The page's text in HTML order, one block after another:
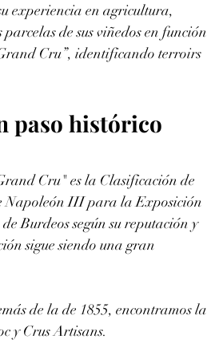
experiencia en agricultura,
de sus viñedos en función
Cru”, identificando terroirs
paso histórico
Cru" es la Clasificación de
Napoleón III para la Exposición
Burdeos según su reputación y
sigue siendo una gran
de la de 1855, encontramos la
y Crus Artisans.